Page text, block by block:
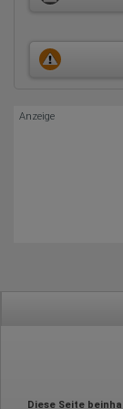
Datum und
Gerätetyp
Besuchte Seiten
Ort der
Art. 6 Abs. 1 S. 1
Anzeige
Diese Seite